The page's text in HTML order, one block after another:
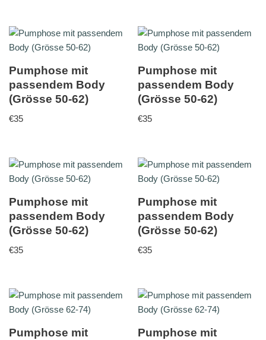
Pumphose mit
passendem Body
(Grösse 50-62)
€35
Pumphose mit
passendem Body
(Grösse 50-62)
€35
Pumphose mit
passendem Body
(Grösse 50-62)
€35
Pumphose mit
passendem Body
(Grösse 50-62)
€35
Pumphose mit Pumphose mit